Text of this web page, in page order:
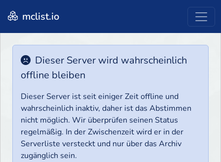
mclist.io
Dieser Server wird wahrscheinlich
offline bleiben
Dieser Server ist seit einiger Zeit offline und
wahrscheinlich inaktiv, daher ist das Abstimmen
nicht möglich. Wir überprüfen seinen Status
regelmäßig. In der Zwischenzeit wird er in der
Serverliste versteckt und nur über das Archiv
zugänglich sein.